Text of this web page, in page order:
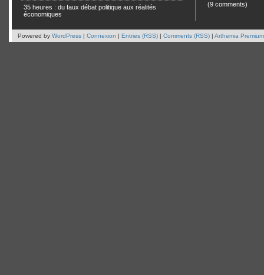
35 heures : du faux débat politique aux réalités
économiques
(9 comments)
Powered by WordPress | Connexion | Entries (RSS) | Comments (RSS) | Arthemia Premium